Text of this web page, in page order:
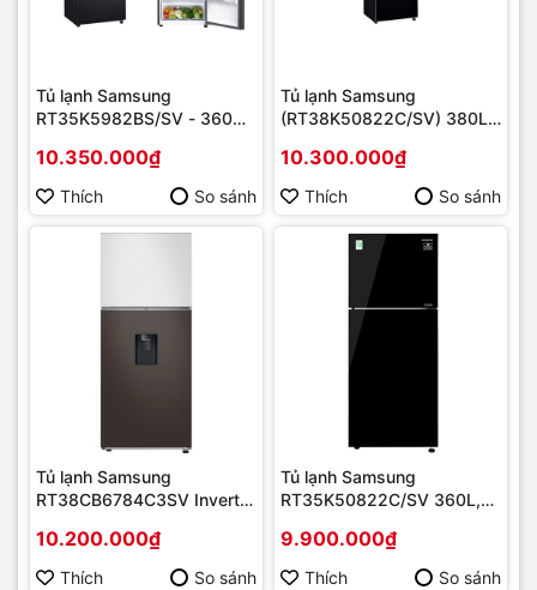
Tủ lạnh Samsung
RT35K5982BS/SV - 360
lập | Hàng chính hãng
10.350.000₫
Thích So sánh
Tủ lạnh Samsung
(RT38K50822C/SV) 380L,
chính hãng
10.300.000₫
Thích So sánh
Tủ lạnh Samsung
RT38CB6784C3SV Inverter
10.200.000₫
Thích So sánh
Tủ lạnh Samsung
RT35K50822C/SV 360L,
chính hãng
9.900.000₫
Thích So sánh